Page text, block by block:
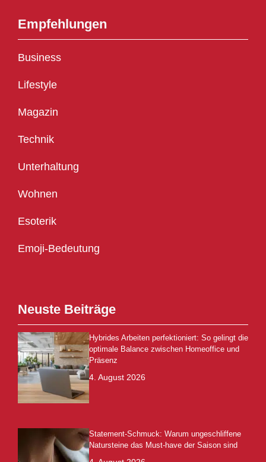
Empfehlungen
Business
Lifestyle
Magazin
Technik
Unterhaltung
Wohnen
Esoterik
Emoji-Bedeutung
Neuste Beiträge
Hybrides Arbeiten perfektioniert: So gelingt die
optimale Balance zwischen Homeoffice und
Präsenz
4. August 2026
Statement-Schmuck: Warum ungeschliffene
Natursteine das Must-have der Saison sind